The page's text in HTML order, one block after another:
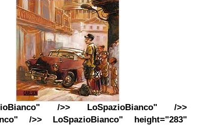
/>> LoSpazioBianco" />>
/>> LoSpazioBianco" height="283"